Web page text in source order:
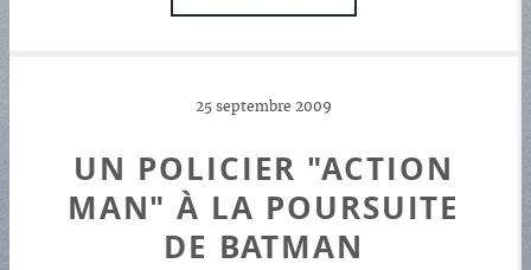
25 septembre 2009
UN POLICIER "ACTION
MAN" À LA POURSUITE
DE BATMAN